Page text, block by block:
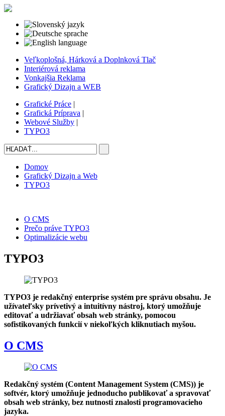
Veľkoplošná, Hárková a Doplnková Tlač
Interiérová reklama
Vonkajšia Reklama
Grafický Dizajn a WEB
Grafické Práce |
Grafická Príprava |
Webové Služby |
TYPO3
Domov
Grafický Dizajn a Web
TYPO3
O CMS
Prečo práve TYPO3
Optimalizácie webu
TYPO3
TYPO3 je redakčný enterprise systém pre správu obsahu. Je
užívateľsky prívetivý a intuitívny nástroj, ktorý umožňuje
editovať a udržiavať obsah web stránky, pomocou
sofistikovaných funkcií v niekoľkých kliknutiach myšou.
O CMS
Redakčný systém (Content Management System (CMS)) je
softvér, ktorý umožňuje jednoducho publikovať a spravovať
obsah web stránky, bez nutnosti znalosti programovacieho
jazyka.